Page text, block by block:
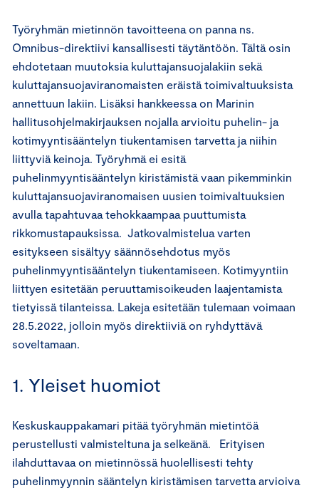
Työryhmän mietinnön tavoitteena on panna ns.
Omnibus-direktiivi kansallisesti täytäntöön. Tältä osin
ehdotetaan muutoksia kuluttajansuojalakiin sekä
kuluttajansuojaviranomaisten eräistä toimivaltuuksista
annettuun lakiin. Lisäksi hankkeessa on Marinin
hallitusohjelmakirjauksen nojalla arvioitu puhelin- ja
kotimyyntisääntelyn tiukentamisen tarvetta ja niihin
liittyviä keinoja. Työryhmä ei esitä
puhelinmyyntisääntelyn kiristämistä vaan pikemminkin
kuluttajansuojaviranomaisen uusien toimivaltuuksien
avulla tapahtuvaa tehokkaampaa puuttumista
rikkomustapauksissa. Jatkovalmistelua varten
esitykseen sisältyy säännösehdotus myös
puhelinmyyntisääntelyn tiukentamiseen. Kotimyyntiin
liittyen esitetään peruuttamisoikeuden laajentamista
tietyissä tilanteissa. Lakeja esitetään tulemaan voimaan
28.5.2022, jolloin myös direktiiviä on ryhdyttävä
soveltamaan.
1. Yleiset huomiot
Keskuskauppakamari pitää työryhmän mietintöä
perustellusti valmisteltuna ja selkeänä. Erityisen
ilahduttavaa on mietinnössä huolellisesti tehty
puhelinmyynnin sääntelyn kiristämisen tarvetta arvioiva